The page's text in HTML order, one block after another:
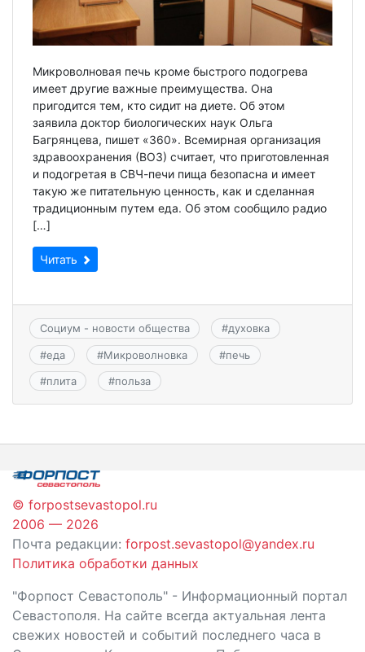
Микроволновая печь кроме быстрого подогрева
имеет другие важные преимущества. Она
пригодится тем, кто сидит на диете. Об этом
заявила доктор биологических наук Ольга
Багрянцева, пишет «360». Всемирная организация
здравоохранения (ВОЗ) считает, что приготовленная
и подогретая в СВЧ-печи пища безопасна и имеет
такую же питательную ценность, как и сделанная
традиционным путем еда. Об этом сообщило радио
[…]
Читать
Социум - новости общества #духовка
#еда #Микроволновка #печь
#плита #польза
© forpostsevastopol.ru
2006 — 2026
Почта редакции: forpost.sevastopol@yandex.ru
Политика обработки данных
"Форпост Севастополь" - Информационный портал
Севастополя. На сайте всегда актуальная лента
свежих новостей и событий последнего часа в